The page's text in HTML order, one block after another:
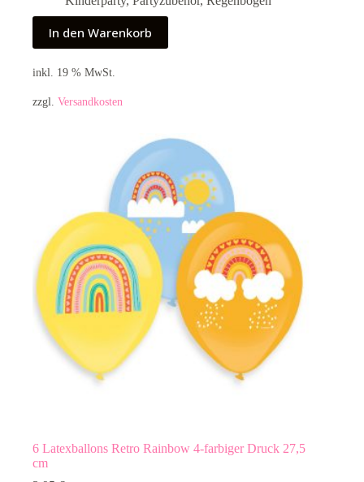
In den Warenkorb
inkl. 19 % MwSt.
zzgl. Versandkosten
6 Latexballons Retro Rainbow 4-farbiger Druck 27,5
cm